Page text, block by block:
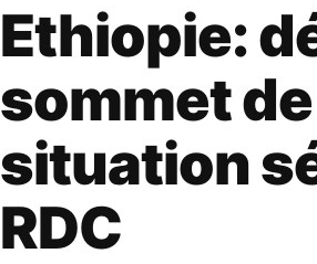
Ethiopie:
sommet de
situation
RDC